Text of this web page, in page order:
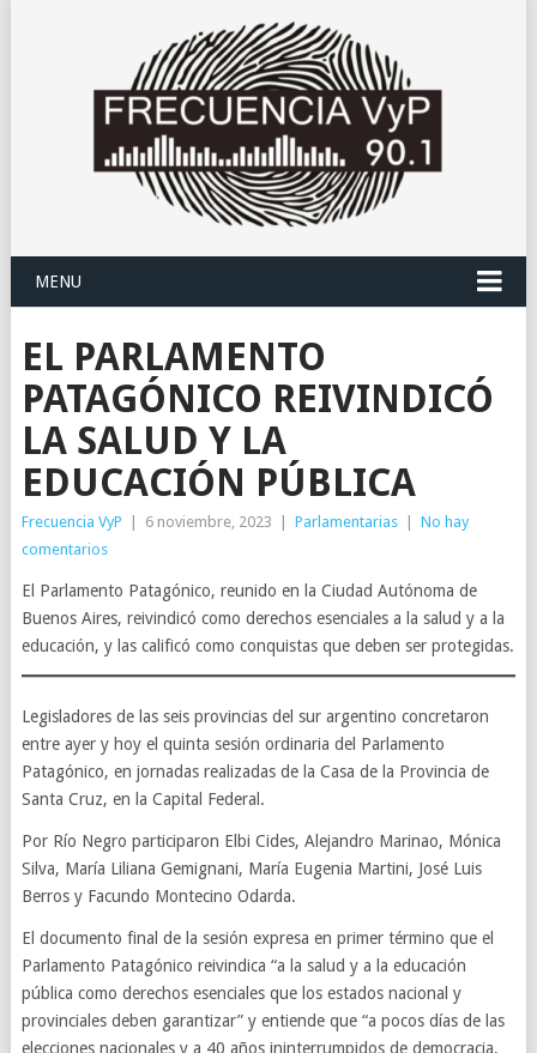
MENU
EL PARLAMENTO
PATAGÓNICO REIVINDICÓ
LA SALUD Y LA
EDUCACIÓN PÚBLICA
Frecuencia VyP 6 noviembre, 2023 Parlamentarias
No hay
comentarios
El Parlamento Patagónico, reunido en la Ciudad Autónoma de
Buenos Aires, reivindicó como derechos esenciales a la salud y a la
educación, y las calificó como conquistas que deben ser protegidas.
Legisladores de las seis provincias del sur argentino concretaron
entre ayer y hoy el quinta sesión ordinaria del Parlamento
Patagónico, en jornadas realizadas de la Casa de la Provincia de
Santa Cruz, en la Capital Federal.
Por Río Negro participaron Elbi Cides, Alejandro Marinao, Mónica
Silva, María Liliana Gemignani, María Eugenia Martini, José Luis
Berros y Facundo Montecino Odarda.
El documento final de la sesión expresa en primer término que el
Parlamento Patagónico reivindica “a la salud y a la educación
pública como derechos esenciales que los estados nacional y
provinciales deben garantizar” y entiende que “a pocos días de las
elecciones nacionales y a 40 años ininterrumpidos de democracia,